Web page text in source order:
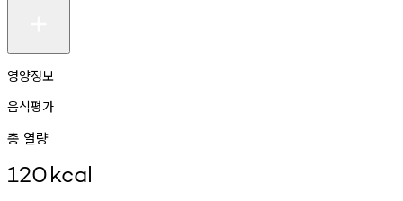
영양정보
음식평가
총 열량
120kcal